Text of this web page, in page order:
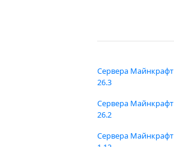
Сервера Майнкрафт
26.3
Сервера Майнкрафт
26.2
Сервера Майнкрафт